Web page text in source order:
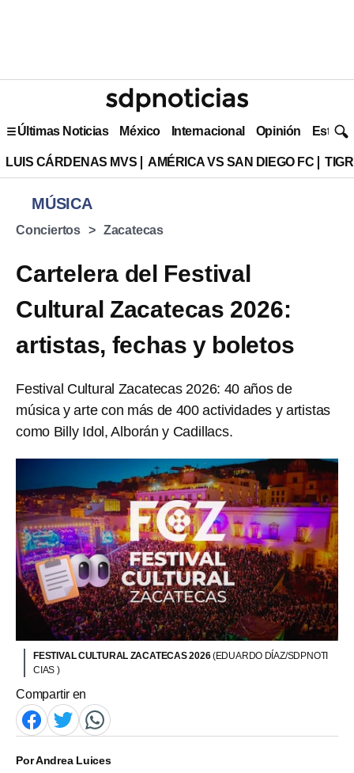
Últimas Noticias México Internacional Opinión Estilo
LUIS CÁRDENAS MVS AMÉRICA VS SAN DIEGO FC
MÚSICA
Conciertos Zacatecas
Cartelera del Festival
Cultural Zacatecas 2026:
artistas, fechas y boletos
Festival Cultural Zacatecas 2026: 40 años de
música y arte con más de 400 actividades y artistas
como Billy Idol, Alborán y Cadillacs.
FESTIVAL CULTURAL ZACATECAS 2026(EDUARDO DÍAZ/SDPNOTI
CIAS )
Compartir en
PorAndrea Luices